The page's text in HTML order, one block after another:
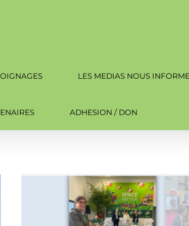
LES MEDIAS NOUS
ADHESION / DON
S.WINDSOR « mieux
accompagner les éleveurs